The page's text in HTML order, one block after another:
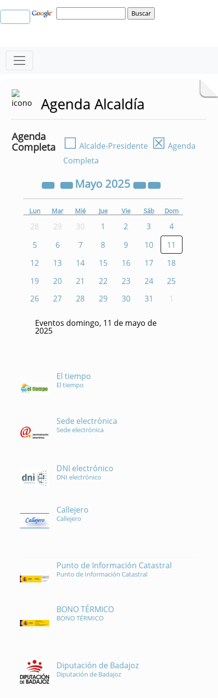
Agenda Alcaldía
Agenda
Completa
☐ Alcalde-Presidente ☒ Agenda
Completa
Mayo 2025
Lun Mar Mié Jue Vie Sáb Dom
28 29 30 1 2 3
4
5
6 7 8 9 10
11
12
13 14 15 16 17
18
19
20 21 22 23 24
25
26
27 28 29 30 31 1
Eventos domingo, 11 de mayo de
2025
El tiempo
El tiempo
Sede electrónica
Sede electrónica
DNI electrónico
DNI electrónico
Callejero
Callejero
Punto de Información Catastral
Punto de Información Catastral
BONO TÉRMICO
BONO TÉRMICO
Diputación de Badajoz
Diputación de Badajoz